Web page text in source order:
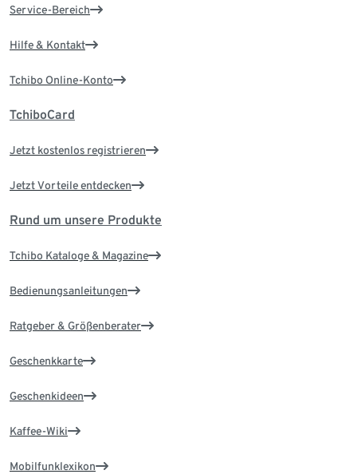
Service-Bereich
Hilfe & Kontakt
Tchibo Online-Konto
TchiboCard
Jetzt kostenlos registrieren
Jetzt Vorteile entdecken
Rund um unsere Produkte
Tchibo Kataloge & Magazine
Bedienungsanleitungen
Ratgeber & Größenberater
Geschenkkarte
Geschenkideen
Kaffee-Wiki
Mobilfunklexikon